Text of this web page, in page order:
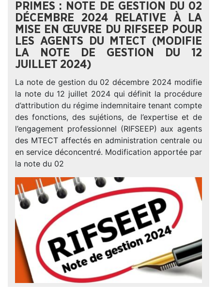
PRIMES : NOTE DE GESTION DU 02
DÉCEMBRE 2024 RELATIVE À LA
MISE EN ŒUVRE DU RIFSEEP POUR
LES AGENTS DU MTECT (MODIFIE
LA NOTE DE GESTION DU 12
JUILLET 2024)
La note de gestion du 02 décembre 2024 modifie
la note du 12 juillet 2024 qui définit la procédure
d’attribution du régime indemnitaire tenant compte
des fonctions, des sujétions, de l’expertise et de
l’engagement professionnel (RIFSEEP) aux agents
des MTECT affectés en administration centrale ou
en service déconcentré. Modification apportée par
la note du 02